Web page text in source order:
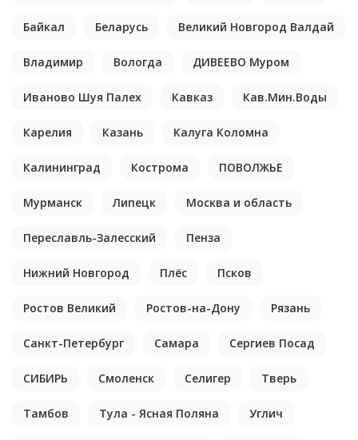
Байкал Беларусь Великий Новгород Валдай
Владимир Вологда ДИВЕЕВО Муром
Иваново Шуя Палех Кавказ Кав.Мин.Воды
Карелия Казань Калуга Коломна
Калининград Кострома ПОВОЛЖЬЕ
Мурманск Липецк Москва и область
Переславль-Залесский Пенза
Нижний Новгород Плёс Псков
Ростов Великий Ростов-на-Дону Рязань
Санкт-Петербург Самара Сергиев Посад
СИБИРЬ Смоленск Селигер Тверь
Тамбов Тула - Ясная Поляна Углич